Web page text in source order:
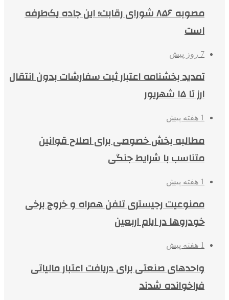
مصوبه ۸۵۶ شورای رقابت؛ این جاده یک‌طرفه
است
7 روز پیش
تمدید بخشنامه اعتبار ثبت سفارشات بدون انتقال
ارز تا ۱۵ شهریور
1 هفته پیش
مطالبه بخش خصوصی برای اصلاح قوانین
متناسب با شرایط جنگی
1 هفته پیش
ممنوعیت رجیستری تلفن همراه و خروج برخی
خودروها در ایام اربعین
1 هفته پیش
واحدهای صنعتی برای دریافت اعتبار مالیاتی
فراخوانده شدند